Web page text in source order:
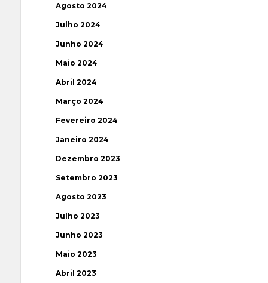
Agosto 2024
Julho 2024
Junho 2024
Maio 2024
Abril 2024
Março 2024
Fevereiro 2024
Janeiro 2024
Dezembro 2023
Setembro 2023
Agosto 2023
Julho 2023
Junho 2023
Maio 2023
Abril 2023